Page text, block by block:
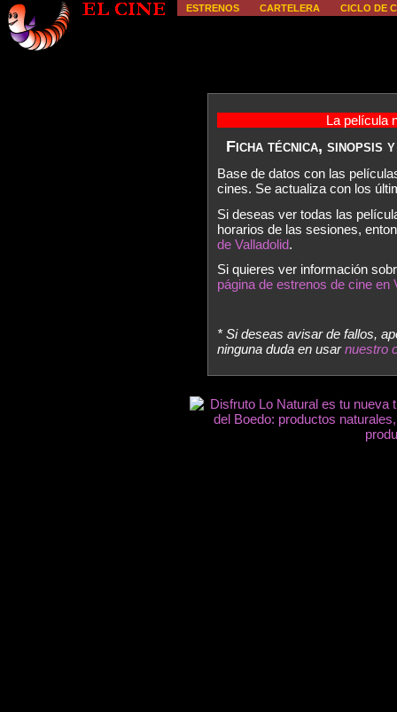
ESTRENOS CARTELERA CICLO DE
La película
Ficha técnica, sinopsis
Base de datos con las
cines. Se actualiza con los
Si deseas ver todas las
horarios de las sesiones,
de Valladolid.
Si quieres ver información
página de estrenos de cine en
* Si deseas avisar de fallos,
ninguna duda en usarnuestro